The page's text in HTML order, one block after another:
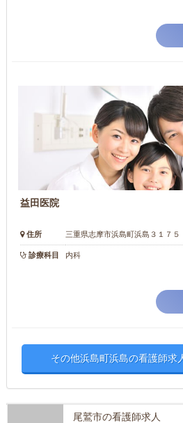
益田医院
住所 三重県志摩市浜島町浜島３１７５
診療科目 内科
その他浜島町浜島の看護師
尾鷲市の看護師求人